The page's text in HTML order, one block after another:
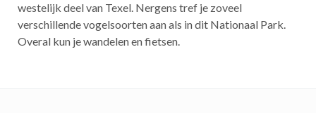
westelijk deel van Texel. Nergens tref je zoveel
verschillende vogelsoorten aan als in dit Nationaal Park.
Overal kun je wandelen en fietsen.